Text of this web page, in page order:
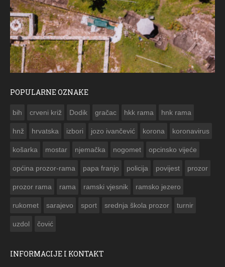
POPULARNE OZNAKE
bih crveni križ Dodik gračac hkk rama hnk rama
hnž hrvatska izbori jozo ivančević korona koronavirus
košarka mostar njemačka nogomet opcinsko vijeće
općina prozor-rama papa franjo policija povijest prozor
prozor rama rama ramski vjesnik ramsko jezero
rukomet sarajevo sport srednja škola prozor turnir
uzdol čović
INFORMACIJE I KONTAKT